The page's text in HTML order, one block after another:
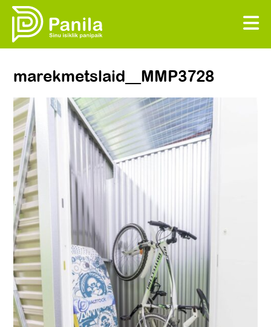
marekmetslaid__MMP3728